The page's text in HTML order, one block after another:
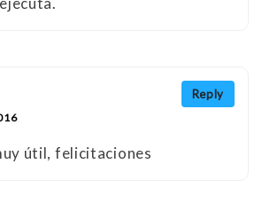
Reply
útil, felicitaciones